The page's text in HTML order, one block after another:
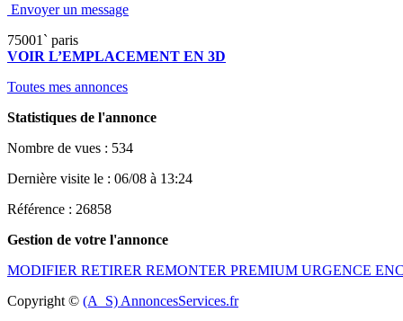
Envoyer un message
75001` paris
VOIR L’EMPLACEMENT EN 3D
Toutes mes annonces
Statistiques de l'annonce
Nombre de vues : 534
Dernière visite le : 06/08 à 13:24
Référence : 26858
Gestion de votre l'annonce
MODIFIER RETIRER REMONTER PREMIUM URGENCE
Copyright © (A_S) AnnoncesServices.fr